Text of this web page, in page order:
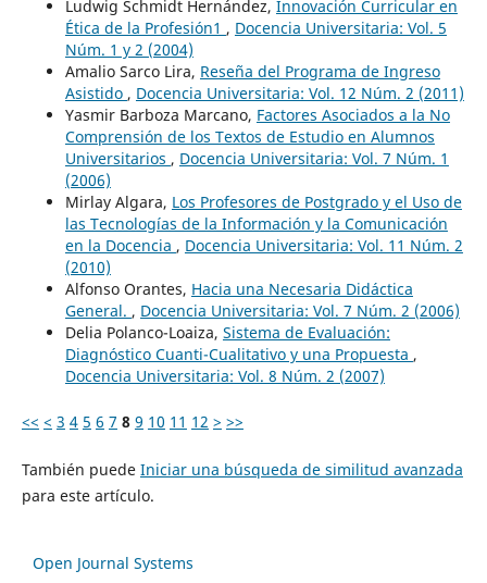
Ludwig Schmidt Hernández, Innovación Curricular en
Ética de la Profesión1 , Docencia Universitaria: Vol. 5
Núm. 1 y 2 (2004)
Amalio Sarco Lira, Reseña del Programa de Ingreso
Asistido , Docencia Universitaria: Vol. 12 Núm. 2 (2011)
Yasmir Barboza Marcano, Factores Asociados a la No
Comprensión de los Textos de Estudio en Alumnos
Universitarios , Docencia Universitaria: Vol. 7 Núm. 1
(2006)
Mirlay Algara, Los Profesores de Postgrado y el Uso de
las Tecnologías de la Información y la Comunicación
en la Docencia , Docencia Universitaria: Vol. 11 Núm. 2
(2010)
Alfonso Orantes, Hacia una Necesaria Didáctica
General. , Docencia Universitaria: Vol. 7 Núm. 2 (2006)
Delia Polanco-Loaiza, Sistema de Evaluación:
Diagnóstico Cuanti-Cualitativo y una Propuesta ,
Docencia Universitaria: Vol. 8 Núm. 2 (2007)
<< < 3 4 5 6 7 8 9 10 11 12 > >>
También puede Iniciar una búsqueda de similitud avanzada
para este artículo.
Open Journal Systems